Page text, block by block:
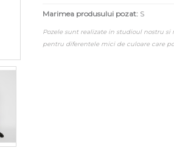
Marimea produsului pozat: S
Pozele sunt realizate in studioul nostru
pentru diferentele mici de culoare care